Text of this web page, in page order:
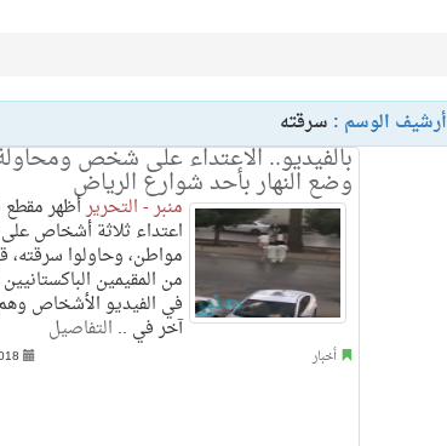
أرشيف الوسم : سرقته
بالفيديو.. الاعتداء على شخص
وضع النهار بأحد شوارع الرياض
منبر - التحريرأظهر مقطع
اعتداء ثلاثة أشخاص
مواطن، وحاولوا
من المقيمين
في الفيديو الأشخاص
آخر في .. التفاصيل
أخبار